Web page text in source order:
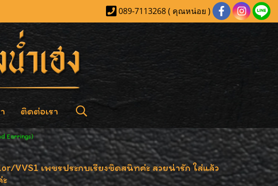
089-7113268 ( คุณหน่อย )
ติดต่อเรา
Earrings)
VVS1 เพชรประกบเรียงชิดสนิทค่ะ สวยน่ารัก ใส่แล้ว